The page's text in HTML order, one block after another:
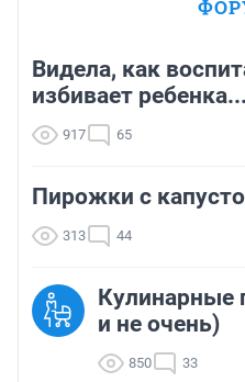
Видела, как
избивает
917 65
Пирожки с
313 44
Кулинарные
и не очень)
850 33